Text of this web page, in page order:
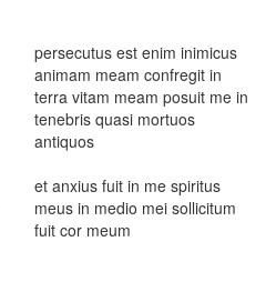
persecutus est enim inimicus
animam meam confregit in
terra vitam meam posuit me in
tenebris quasi mortuos
antiquos
et anxius fuit in me spiritus
meus in medio mei sollicitum
fuit cor meum